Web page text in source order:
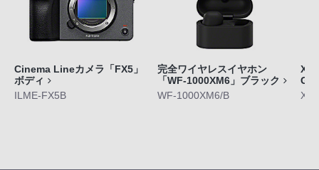
Cinema Lineカメラ「FX5」
ボディ
ILME-FX5B
完全ワイヤレスイヤホン
「WF-1000XM6」ブラック
WF-1000XM6/B